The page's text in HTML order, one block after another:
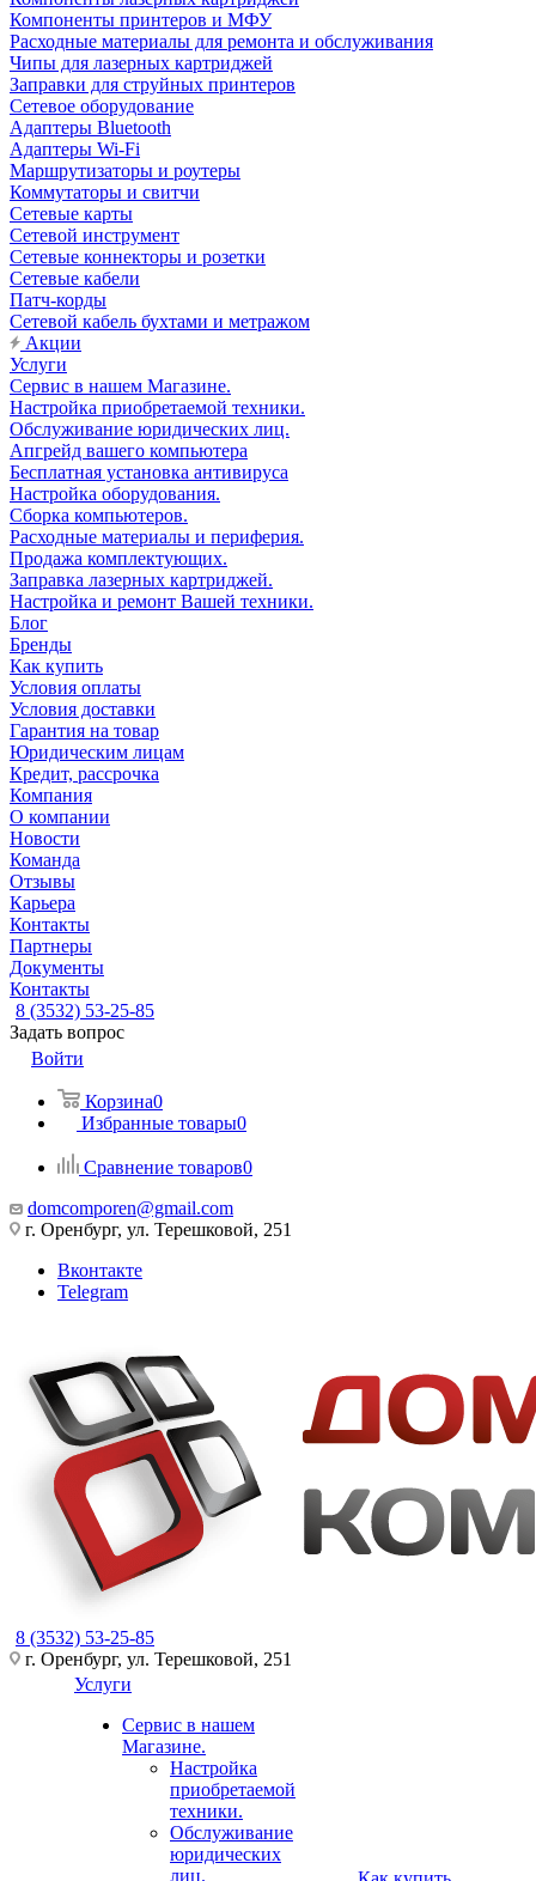
Компоненты принтеров и МФУ
Расходные материалы для ремонта и обслуживания
Чипы для лазерных картриджей
Заправки для струйных принтеров
Сетевое оборудование
Адаптеры Bluetooth
Адаптеры Wi-Fi
Маршрутизаторы и роутеры
Коммутаторы и свитчи
Сетевые карты
Сетевой инструмент
Сетевые коннекторы и розетки
Сетевые кабели
Патч-корды
Сетевой кабель бухтами и метражом
Акции
Услуги
Сервис в нашем Магазине.
Настройка приобретаемой техники.
Обслуживание юридических лиц.
Апгрейд вашего компьютера
Бесплатная установка антивируса
Настройка оборудования.
Сборка компьютеров.
Расходные материалы и периферия.
Продажа комплектующих.
Заправка лазерных картриджей.
Настройка и ремонт Вашей техники.
Блог
Бренды
Как купить
Условия оплаты
Условия доставки
Гарантия на товар
Юридическим лицам
Кредит, рассрочка
Компания
О компании
Новости
Команда
Отзывы
Карьера
Контакты
Партнеры
Документы
Контакты
8 (3532) 53-25-85
Задать вопрос
Войти
Корзина0
Избранные товары0
Сравнение товаров0
domcomporen@gmail.com
г. Оренбург, ул. Терешковой, 251
Вконтакте
Telegram
8 (3532) 53-25-85
г. Оренбург, ул. Терешковой, 251
Услуги
Сервис в нашем
Магазине.
Настройка
приобретаемой
техники.
Обслуживание
юридических
лиц.